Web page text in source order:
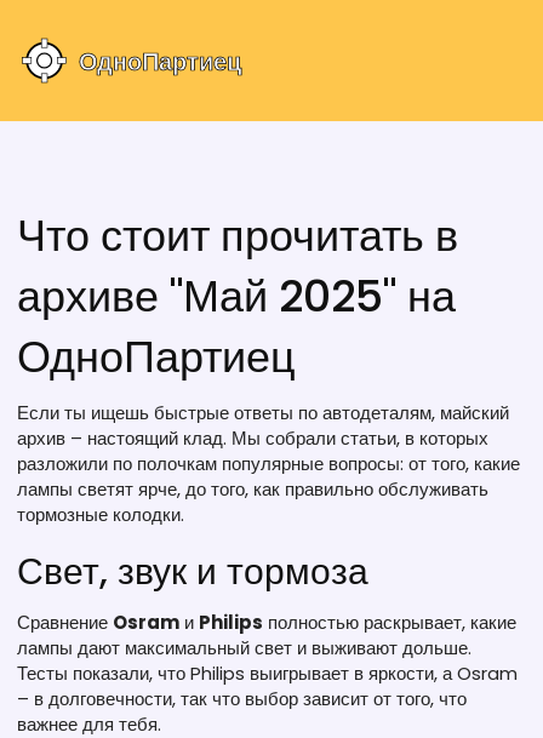
Что стоит прочитать в
архиве "Май 2025" на
ОдноПартиец
Если ты ищешь быстрые ответы по автодеталям, майский
архив – настоящий клад. Мы собрали статьи, в которых
разложили по полочкам популярные вопросы: от того, какие
лампы светят ярче, до того, как правильно обслуживать
тормозные колодки.
Свет, звук и тормоза
Сравнение Osram и Philips полностью раскрывает, какие
лампы дают максимальный свет и выживают дольше.
Тесты показали, что Philips выигрывает в яркости, а Osram
– в долговечности, так что выбор зависит от того, что
важнее для тебя.